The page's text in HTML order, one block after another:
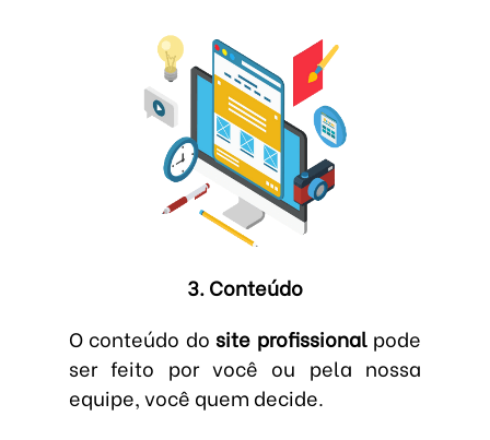
3. Conteúdo
O conteúdo dosite profissionalpode
ser feito por você ou pela nossa
equipe, você quem decide.